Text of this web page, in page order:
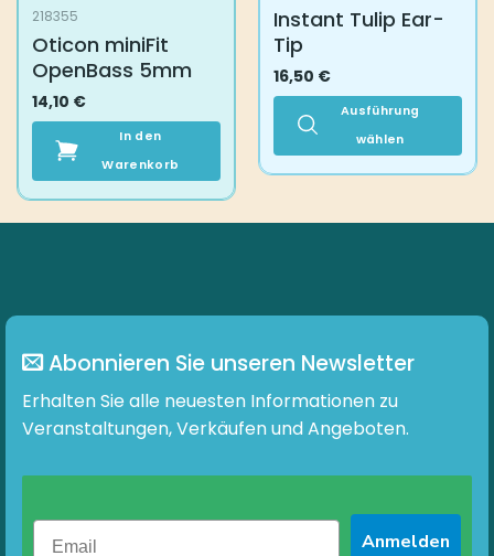
218355
Oticon miniFit
OpenBass 5mm
14,10 €
In den
Warenkorb
Instant Tulip Ear-
Tip
16,50 €
Ausführung
wählen
können
auf
der
Produktseite
gewählt
Abonnieren Sie unseren Newsletter
Erhalten Sie alle neuesten Informationen zu
Veranstaltungen, Verkäufen und Angeboten.
Anmelden